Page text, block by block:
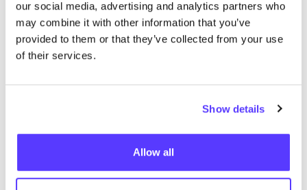
our social media, advertising and analytics partners who
may combine it with other information that you’ve
provided to them or that they’ve collected from your use
of their services.
Show details
Allow all
List Map